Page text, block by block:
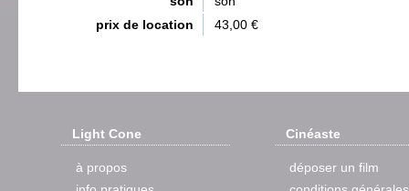
prix de location
43,00 €
Light Cone
à propos
Cinéaste
déposer un film